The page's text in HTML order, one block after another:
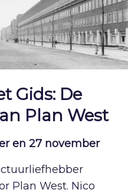
Gids: De
Plan West
en 27 november
Plan West. Nico